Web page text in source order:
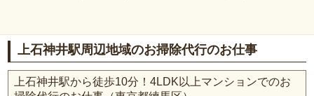
上石神井駅周辺地域のお掃除代行のお仕事
上石神井駅から徒歩10分！4LDK以上マンションでのお